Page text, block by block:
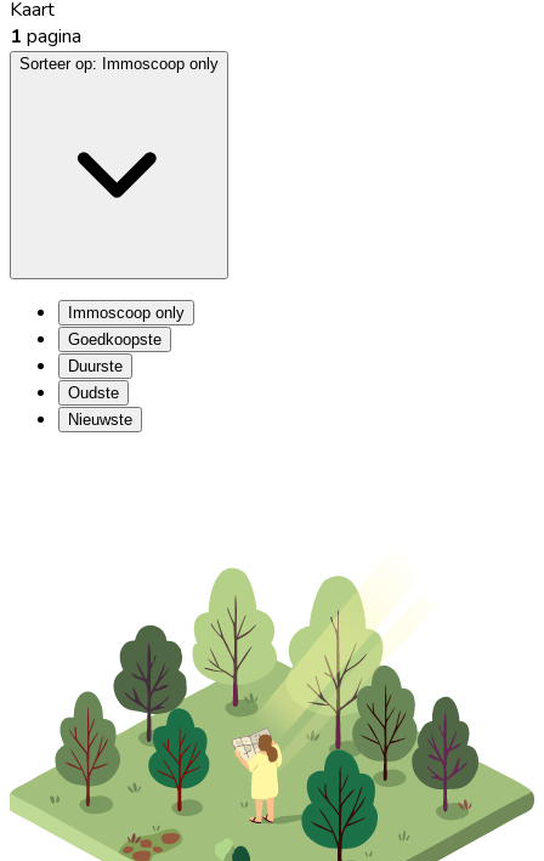
Kaart
1 pagina
Sorteer op: Immoscoop only
Immoscoop only
Goedkoopste
Duurste
Oudste
Nieuwste